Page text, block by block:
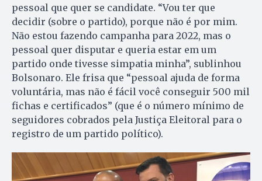
pessoal que quer se candidate. “Vou ter que
decidir (sobre o partido), porque não é por mim.
Não estou fazendo campanha para 2022, mas o
pessoal quer disputar e queria estar em um
partido onde tivesse simpatia minha”, sublinhou
Bolsonaro. Ele frisa que “pessoal ajuda de forma
voluntária, mas não é fácil você conseguir 500 mil
fichas e certificados” (que é o número mínimo de
seguidores cobrados pela Justiça Eleitoral para o
registro de um partido político).